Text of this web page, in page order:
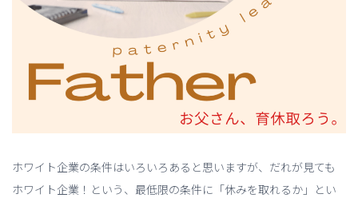
ホワイト企業の条件はいろいろあると思いますが、だれが見ても
ホワイト企業！という、最低限の条件に「休みを取れるか」とい